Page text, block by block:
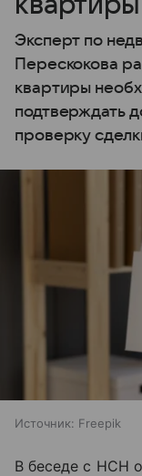
Эксперт по
Перескокова
квартиры
подтверждать
проверку
Источник: Freepik
В беседе с НСН